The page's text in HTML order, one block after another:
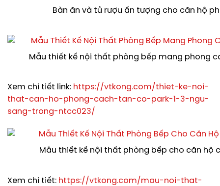
Bàn ăn và tủ rượu ấn tượng cho căn hộ
Mẫu thiết kế nội thất phòng bếp mang phong
Xem chi tiết link: https://vtkong.com/thiet-ke-noi-
that-can-ho-phong-cach-tan-co-park-1-3-ngu-
sang-trong-ntcc023/
Mẫu thiết kế nội thất phòng bếp cho căn hộ
Xem chi tiết: https://vtkong.com/mau-noi-that-